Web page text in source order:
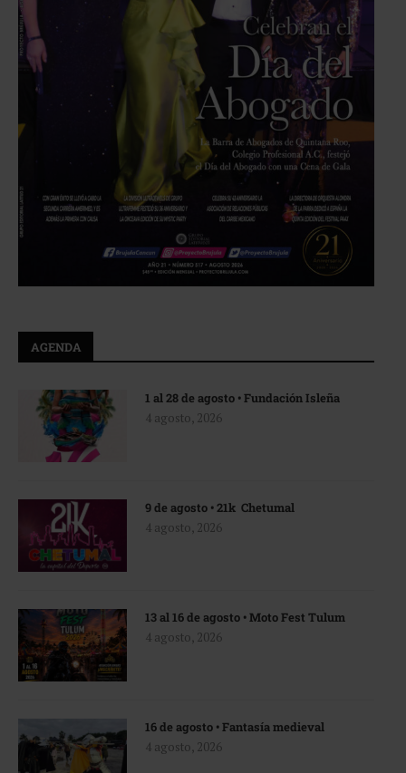
AGENDA
1 al 28 de agosto • Fundación Isleña
4 agosto, 2026
9 de agosto • 21k Chetumal
4 agosto, 2026
13 al 16 de agosto • Moto Fest Tulum
4 agosto, 2026
16 de agosto • Fantasía medieval
4 agosto, 2026